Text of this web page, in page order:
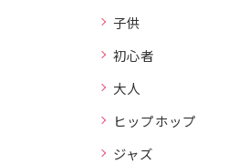
子供
初心者
大人
ヒップホップ
ジャズ